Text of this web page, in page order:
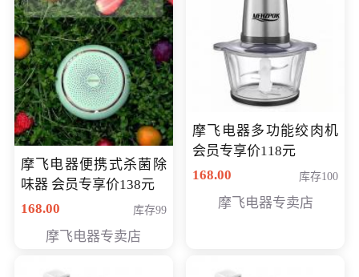
摩飞电器便携式杀菌除
味器 会员专享价138元
168.00
库存99
摩飞电器专卖店
摩飞电器多功能绞肉机
会员专享价118元
168.00
库存100
摩飞电器专卖店